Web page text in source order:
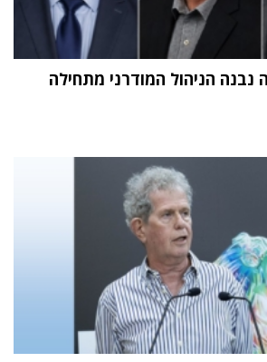
נבנה הניהול המודרני מתחילה